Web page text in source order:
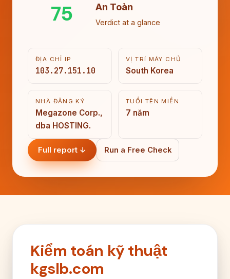
75 An Toàn
Verdict at a glance
ĐỊA CHỈ IP
103.27.151.10
VỊ TRÍ MÁY CHỦ
South Korea
NHÀ ĐĂNG KÝ
Megazone Corp.,
dba HOSTING.
TUỔI TÊN MIỀN
7 năm
Full report ↓ Run a Free Check
Kiểm toán kỹ thuật
kgslb.com